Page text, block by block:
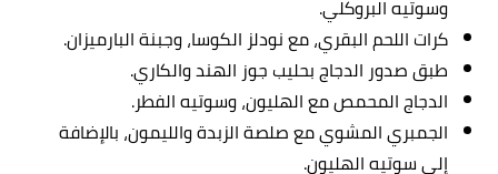
وسوتيه البروكلي.
كرات اللحم البقري، مع نودلز الكوسا، وجبنة البارميزان.
طبق صدور الدجاج بحليب جوز الهند والكاري.
الدجاج المحمص مع الهليون، وسوتيه الفطر.
الجمبري المشوي مع صلصة الزبدة والليمون، بالإضافة
إلى سوتيه الهليون.